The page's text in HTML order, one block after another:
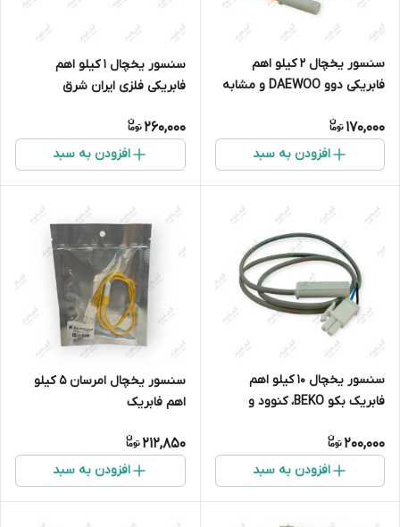
سنسور یخچال 2 کیلو اهم
فابریکی دوو DAEWOO و مشابه
170,000
افزودن به سبد
سنسور یخچال 1 کیلو اهم
فابریکی فلزی ایران شرق
260,000
افزودن به سبد
سنسور یخچال 10 کیلو اهم
فابریک بکو BEKO، کنوود و
200,000
افزودن به سبد
سنسور یخچال امرسان 5 کیلو
اهم فابریک
212,850
افزودن به سبد